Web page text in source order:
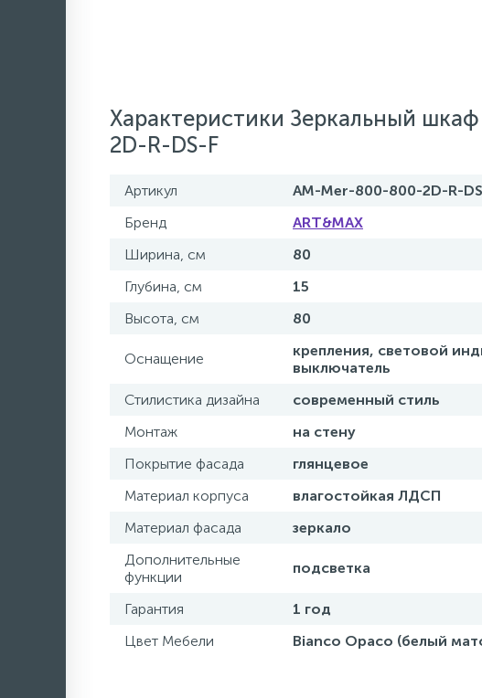
Характеристики Зеркальный
2D-R-DS-F
Артикул
AM-Mer-800-800-2D-R-
Бренд
ART&MAX
Ширина, см
80
Глубина, см
15
Высота, см
80
Оснащение
крепления, световой
выключатель
Стилистика дизайна
современный стиль
Монтаж
на стену
Покрытие фасада
глянцевое
Материал корпуса
влагостойкая ЛДСП
Материал фасада
зеркало
Дополнительные
функции
подсветка
Гарантия
1 год
Цвет Мебели
Bianco Opaco (белый